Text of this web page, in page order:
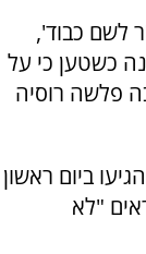
לשם כבוד',
כשטען כי על
להתנצל על המלחמה ב-2008 בה פלשה רוסיה
ביום ראשון
"לא